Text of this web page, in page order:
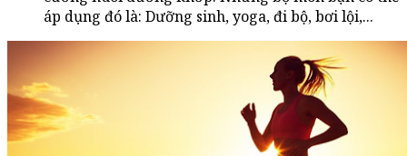
áp dụng đó là: Dưỡng sinh, yoga, đi bộ, bơi lội,...